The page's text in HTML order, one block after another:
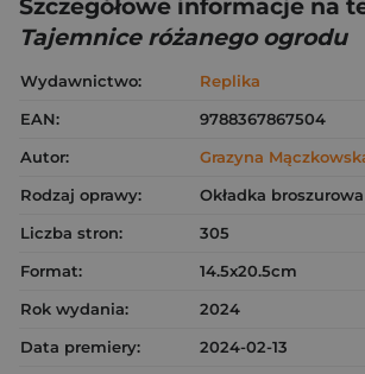
Szczegółowe informacje na
Tajemnice różanego ogrodu
Wydawnictwo:
Replika
EAN:
9788367867504
Autor:
Grazyna
Rodzaj oprawy:
Okładka
Liczba stron:
305
Format:
14.5x20.5cm
Rok wydania:
2024
Data premiery:
2024-02-13